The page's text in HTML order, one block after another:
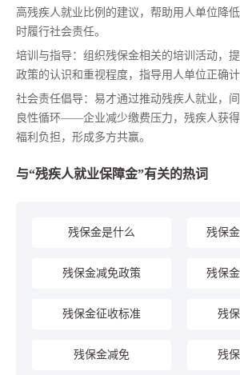
高残疾人就业比例的建议，帮助用人单位降
时履行社会责任。
培训与指导：组织残保金相关的培训活动，
政策的认识和重视程度，指导用人单位正确计
社会责任倡导：易才通过推动残疾人就业，
良性循环——企业减少缴费压力，残疾人获
福利负担，形成多方共赢。
与“残疾人就业保障金”有关的热词
残保金是什么 残保
残保金减免政策 残保
残保金征收标准 残
残保金减免 残